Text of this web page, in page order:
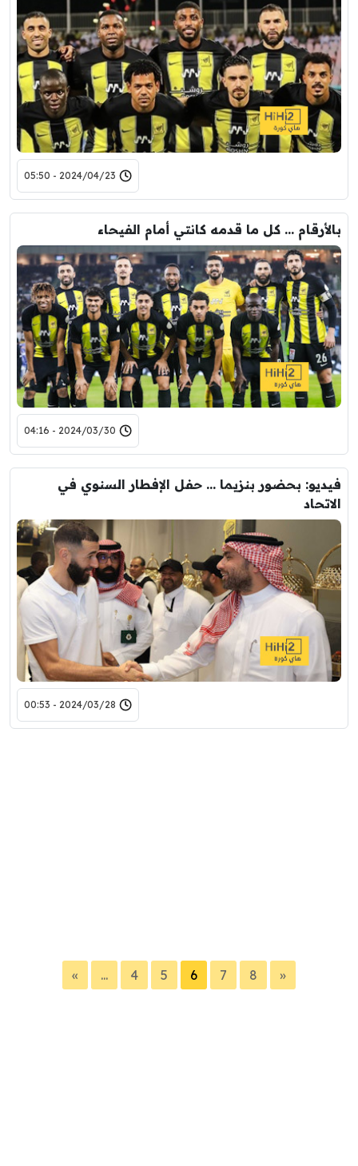
2024/04/23 - 05:50
بالأرقام … كل ما قدمه كانتي أمام الفيحاء
2024/03/30 - 04:16
فيديو: بحضور بنزيما … حفل الإفطار السنوي في
الاتحاد
2024/03/28 - 00:53
« ... 4 5 6 7 8 »